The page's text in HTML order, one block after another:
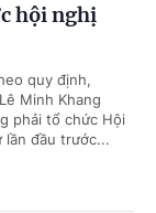
hội nghị
quy định,
Minh Khang
phải tổ chức Hội
lần đầu trước...